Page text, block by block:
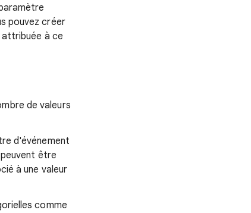
pouvez créer
attribuée à ce
de valeurs
d'événement
être
à une valeur
comme